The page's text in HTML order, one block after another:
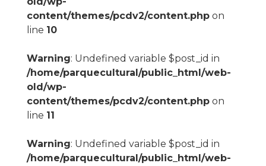
content/themes/pcdv2/content.phpon
line 10
Warning: Undefined variable $post_id in
/home/parquecultural/public_html/web-
old/wp-
content/themes/pcdv2/content.phpon
line 11
Warning: Undefined variable $post_id in
/home/parquecultural/public_html/web-